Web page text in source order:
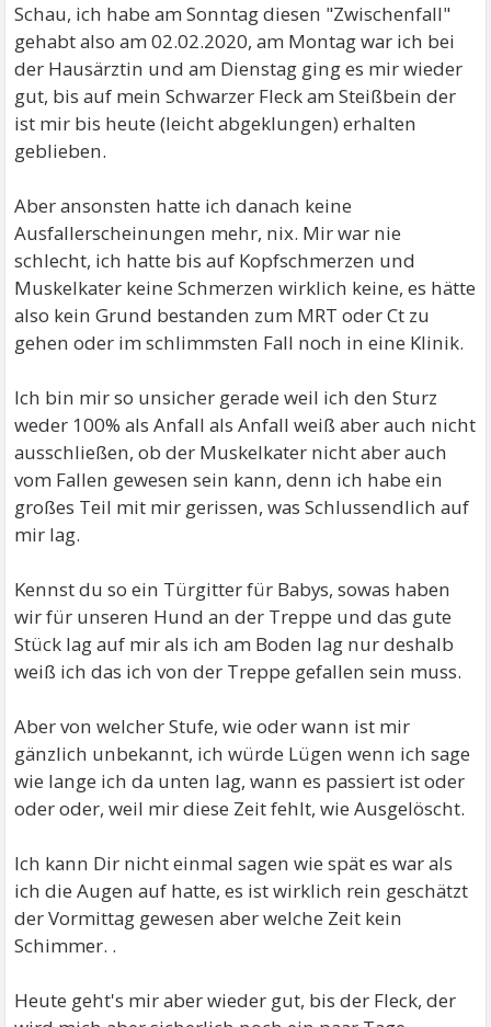
Schau, ich habe am Sonntag diesen "Zwischenfall"
gehabt also am 02.02.2020, am Montag war ich bei
der Hausärztin und am Dienstag ging es mir wieder
gut, bis auf mein Schwarzer Fleck am Steißbein der
ist mir bis heute (leicht abgeklungen) erhalten
geblieben.
Aber ansonsten hatte ich danach keine
Ausfallerscheinungen mehr, nix. Mir war nie
schlecht, ich hatte bis auf Kopfschmerzen und
Muskelkater keine Schmerzen wirklich keine, es hätte
also kein Grund bestanden zum MRT oder Ct zu
gehen oder im schlimmsten Fall noch in eine Klinik.
Ich bin mir so unsicher gerade weil ich den Sturz
weder 100% als Anfall als Anfall weiß aber auch nicht
ausschließen, ob der Muskelkater nicht aber auch
vom Fallen gewesen sein kann, denn ich habe ein
großes Teil mit mir gerissen, was Schlussendlich auf
mir lag.
Kennst du so ein Türgitter für Babys, sowas haben
wir für unseren Hund an der Treppe und das gute
Stück lag auf mir als ich am Boden lag nur deshalb
weiß ich das ich von der Treppe gefallen sein muss.
Aber von welcher Stufe, wie oder wann ist mir
gänzlich unbekannt, ich würde Lügen wenn ich sage
wie lange ich da unten lag, wann es passiert ist oder
oder oder, weil mir diese Zeit fehlt, wie Ausgelöscht.
Ich kann Dir nicht einmal sagen wie spät es war als
ich die Augen auf hatte, es ist wirklich rein geschätzt
der Vormittag gewesen aber welche Zeit kein
Schimmer. .
Heute geht's mir aber wieder gut, bis der Fleck, der